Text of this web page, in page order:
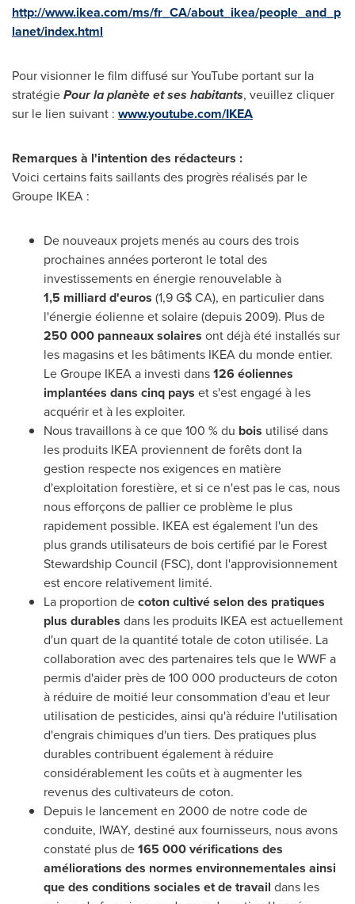
http://www.ikea.com/ms/fr_CA/about_ikea/people_and_p
lanet/index.html
Pour visionner le film diffusé sur YouTube portant sur la
stratégiePour la planète et ses habitants, veuillez cliquer
sur le lien suivant : www.youtube.com/IKEA
Remarques à l'intention des rédacteurs :
Voici certains faits saillants des progrès réalisés par le
Groupe IKEA :
De nouveaux projets menés au cours des trois
prochaines années porteront le total des
investissements en énergie renouvelable à
1,5 milliard d'euros (1,9 G$ CA), en particulier dans
l'énergie éolienne et solaire (depuis 2009). Plus de
250 000 panneaux solaires ont déjà été installés sur
les magasins et les bâtiments IKEA du monde entier.
Le Groupe IKEA a investi dans126 éoliennes
implantées dans cinq pays et s'est engagé à les
acquérir et à les exploiter.
Nous travaillons à ce que 100 % du bois utilisé dans
les produits IKEA proviennent de forêts dont la
gestion respecte nos exigences en matière
d'exploitation forestière, et si ce n'est pas le cas, nous
nous efforçons de pallier ce problème le plus
rapidement possible. IKEA est également l'un des
plus grands utilisateurs de bois certifié par le Forest
Stewardship Council (FSC), dont l'approvisionnement
est encore relativement limité.
La proportion decoton cultivé selon des pratiques
plus durables dans les produits IKEA est actuellement
d'un quart de la quantité totale de coton utilisée. La
collaboration avec des partenaires tels que le WWF a
permis d'aider près de 100 000 producteurs de coton
à réduire de moitié leur consommation d'eau et leur
utilisation de pesticides, ainsi qu'à réduire l'utilisation
d'engrais chimiques d'un tiers. Des pratiques plus
durables contribuent également à réduire
considérablement les coûts et à augmenter les
revenus des cultivateurs de coton.
Depuis le lancement en 2000 de notre code de
conduite, IWAY, destiné aux fournisseurs, nous avons
constaté plus de165 000 vérifications des
améliorations des normes environnementales ainsi
que des conditions sociales et de travail dans les